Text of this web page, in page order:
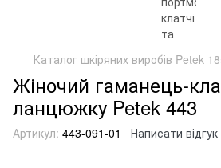
Каталог шкіряних виробів Petek
Жіночий гаманець-
ланцюжку Petek 443
Артикул: 443-091-01 Написати відгук